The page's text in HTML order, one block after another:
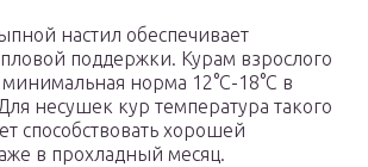
настил обеспечивает
поддержки. Курам взрослого
норма 12°С-18°С в
несушек кур температура такого
способствовать хорошей
в прохладный месяц.